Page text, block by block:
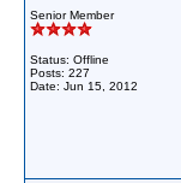
Senior Member
Status: Offline
Posts: 227
Date: Jun 15, 2012